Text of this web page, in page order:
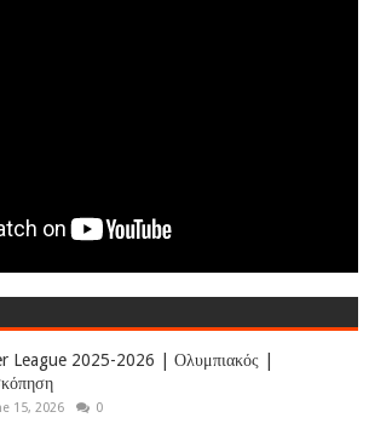
League 2025-2026 | Ολυμπιακός |
15, 2026 0